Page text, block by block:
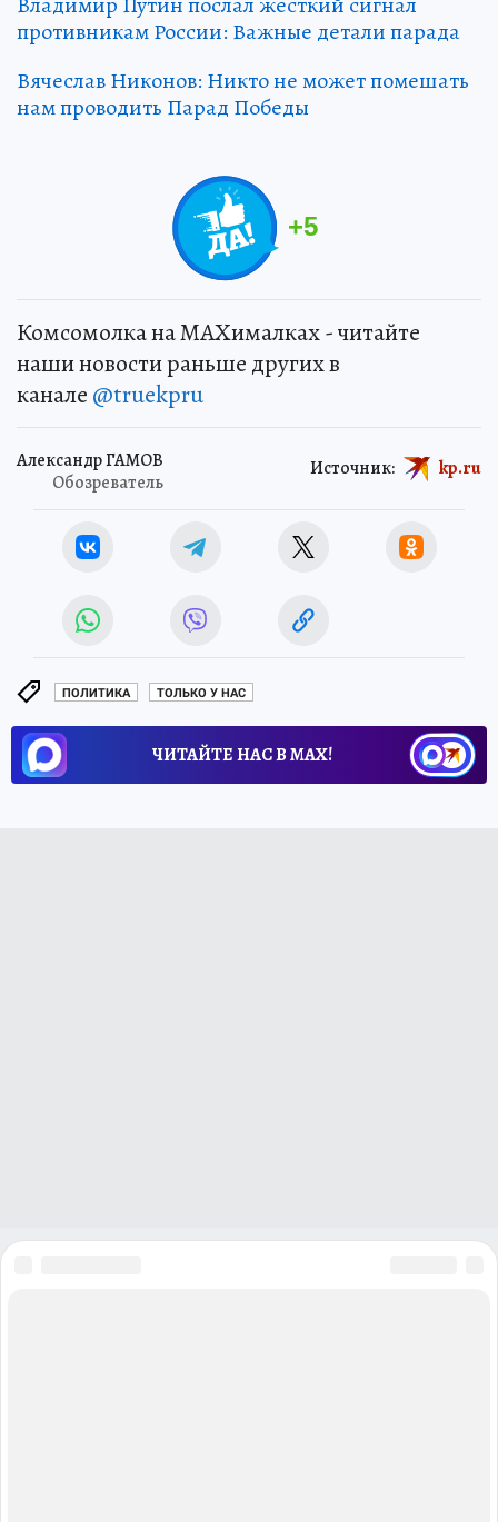
противникам России: Важные детали парада
Вячеслав Никонов: Никто не может помешать
нам проводить Парад Победы
+5
Комсомолка на MAXималках - читайте
наши новости раньше других в
канале @truekpru
Александр ГАМОВ
Обозреватель
Источник: kp.ru
ПОЛИТИКА ТОЛЬКО У НАС
ЧИТАЙТЕ НАС В МАХ!